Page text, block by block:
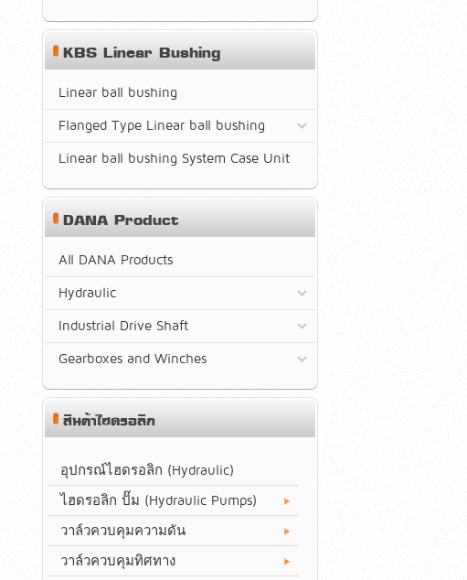
KBS Linear Bushing
Linear ball bushing
Flanged Type Linear ball bushing
Linear ball bushing System Case Unit
DANA Product
All DANA Products
Hydraulic
Industrial Drive Shaft
Gearboxes and Winches
สินค้าไฮดรอลิก
อุปกรณ์ไฮดรอลิก (Hydraulic)
ไฮดรอลิก ปั๊ม (Hydraulic Pumps)
วาล์วควบคุมความดัน
วาล์วควบคุมทิศทาง